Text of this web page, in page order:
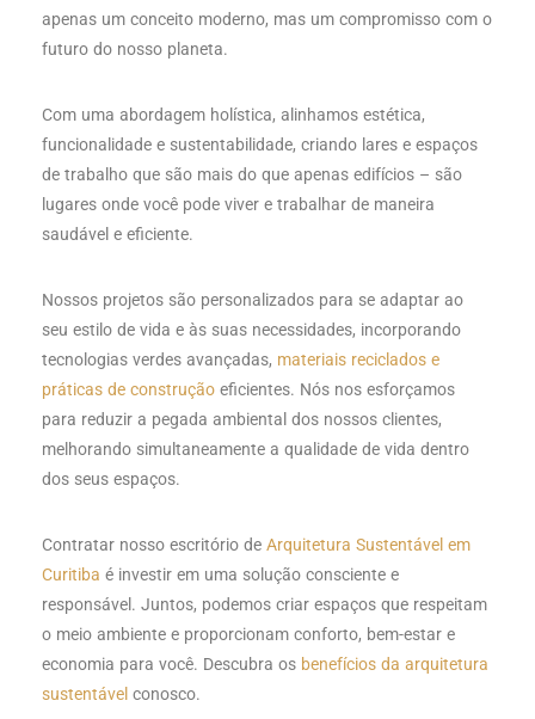
apenas um conceito moderno, mas um compromisso com o
futuro do nosso planeta.
Com uma abordagem holística, alinhamos estética,
funcionalidade e sustentabilidade, criando lares e espaços
de trabalho que são mais do que apenas edifícios – são
lugares onde você pode viver e trabalhar de maneira
saudável e eficiente.
Nossos projetos são personalizados para se adaptar ao
seu estilo de vida e às suas necessidades, incorporando
tecnologias verdes avançadas, materiais reciclados e
práticas de construção eficientes. Nós nos esforçamos
para reduzir a pegada ambiental dos nossos clientes,
melhorando simultaneamente a qualidade de vida dentro
dos seus espaços.
Contratar nosso escritório de Arquitetura Sustentável em
Curitiba é investir em uma solução consciente e
responsável. Juntos, podemos criar espaços que respeitam
o meio ambiente e proporcionam conforto, bem-estar e
economia para você. Descubra os benefícios da arquitetura
sustentável conosco.